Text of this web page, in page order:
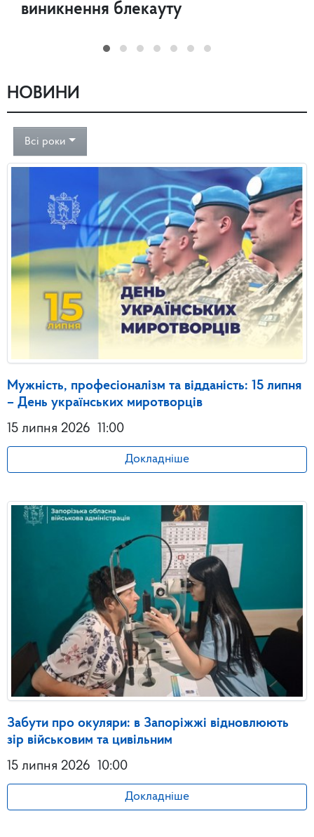
виникнення блекауту
НОВИНИ
Всі роки
Мужність, професіоналізм та відданість: 15 липня
– День українських миротворців
15 липня 2026 11:00
Докладніше
Забути про окуляри: в Запоріжжі відновлюють
зір військовим та цивільним
15 липня 2026
10:00
Докладніше